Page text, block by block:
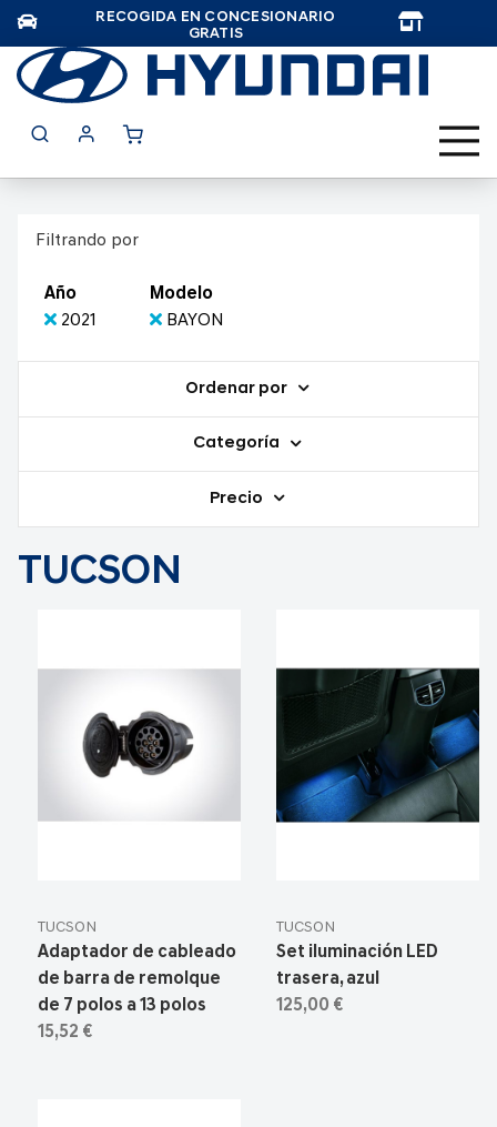
RECOGIDA EN CONCESIONARIO
GRATIS
Filtrando por
Año
2021
Modelo
BAYON
Ordenar por
Categoría
Precio
TUCSON
TUCSON
Adaptador de cableado
de barra de remolque
de 7 polos a 13 polos
15,52 €
TUCSON
Set iluminación LED
trasera, azul
125,00 €